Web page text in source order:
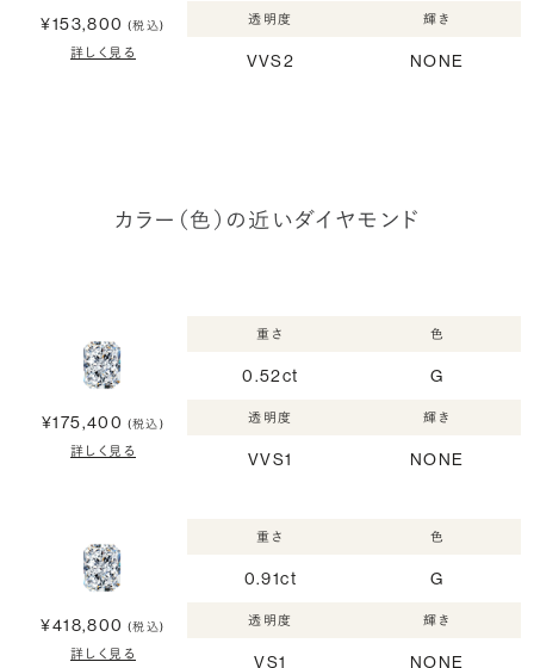
¥153,800 (税込)
詳しく見る
透明度
VVS2
輝き
NONE
カラー（色）の近いダイヤモンド
¥175,400 (税込)
詳しく見る
重さ
0.52ct
色
G
透明度
VVS1
輝き
NONE
¥418,800 (税込)
詳しく見る
重さ
0.91ct
色
G
透明度
VS1
輝き
NONE